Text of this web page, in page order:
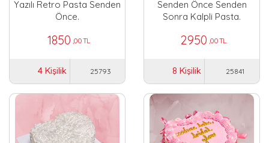
Yazılı Retro Pasta Senden
Önce.
1850 ,00 TL
4 Kişilik 25793
Senden Önce Senden
Sonra Kalpli Pasta.
2950 ,00 TL
8 Kişilik 25841